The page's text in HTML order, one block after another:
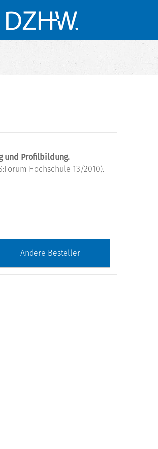
und Profilbildung.
Hochschule 13/2010).